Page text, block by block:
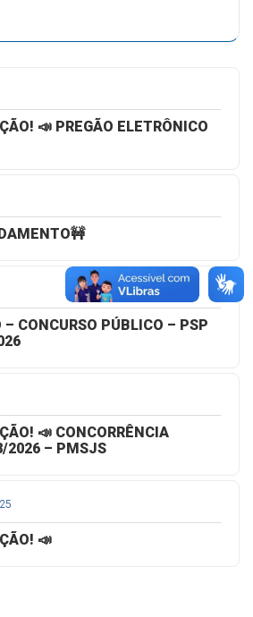
📣 PREGÃO ELETRÔNICO
CONCURSO PÚBLICO – PSP
📣 CONCORRÊNCIA
2026 – PMSJS
📣